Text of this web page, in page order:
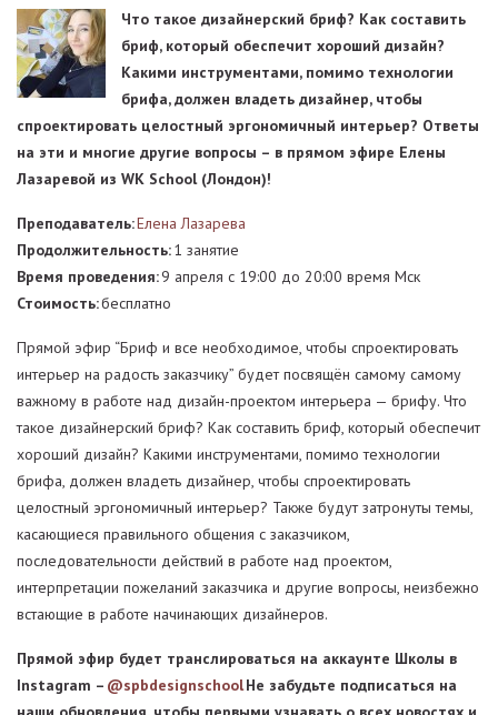
Что такое дизайнерский бриф? Как составить
бриф, который обеспечит хороший дизайн?
Какими инструментами, помимо технологии
брифа, должен владеть дизайнер, чтобы
спроектировать целостный эргономичный интерьер? Ответы
на эти и многие другие вопросы – в прямом эфире Елены
Лазаревой из WK School (Лондон)!
Преподаватель:Елена Лазарева
Продолжительность:1 занятие
Время проведения:9 апреля c 19:00 до 20:00 время Мск
Стоимость:бесплатно
Прямой эфир “Бриф и все необходимое, чтобы спроектировать
интерьер на радость заказчику” будет посвящён самому самому
важному в работе над дизайн-проектом интерьера — брифу. Что
такое дизайнерский бриф? Как составить бриф, который обеспечит
хороший дизайн? Какими инструментами, помимо технологии
брифа, должен владеть дизайнер, чтобы спроектировать
целостный эргономичный интерьер? Также будут затронуты темы,
касающиеся правильного общения с заказчиком,
последовательности действий в работе над проектом,
интерпретации пожеланий заказчика и другие вопросы, неизбежно
встающие в работе начинающих дизайнеров.
Прямой эфир будет транслироваться на аккаунте Школы в
Instagram – @spbdesignschoolНе забудьте подписаться на